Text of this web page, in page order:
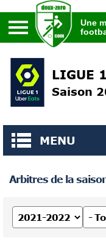
football
Une
LIGUE 1
Saison
MENU
Arbitres de la